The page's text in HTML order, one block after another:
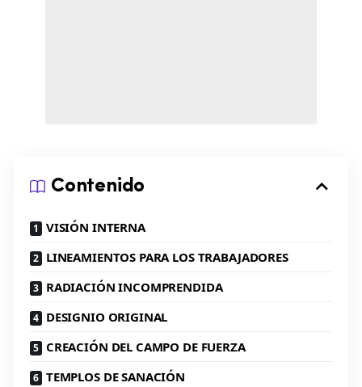
Contenido
VISIÓN INTERNA
LINEAMIENTOS PARA LOS TRABAJADORES
RADIACIÓN INCOMPRENDIDA
DESIGNIO ORIGINAL
CREACIÓN DEL CAMPO DE FUERZA
TEMPLOS DE SANACIÓN